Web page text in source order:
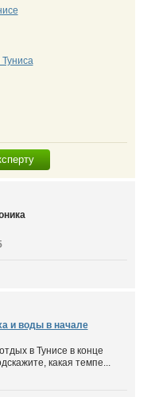
и воды в начале
в Тунисе в конце
какая темпе...